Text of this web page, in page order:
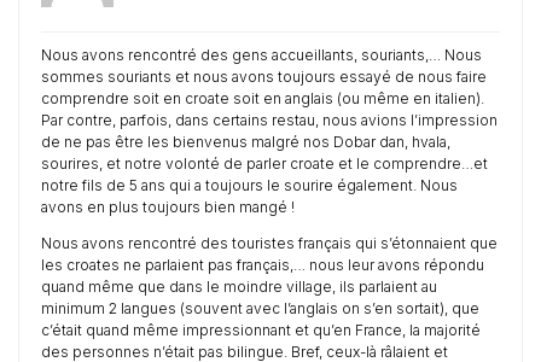
Nous avons rencontré des gens accueillants, souriants,… Nous
sommes souriants et nous avons toujours essayé de nous faire
comprendre soit en croate soit en anglais (ou même en italien).
Par contre, parfois, dans certains restau, nous avions l’impression
de ne pas être les bienvenus malgré nos Dobar dan, hvala,
sourires, et notre volonté de parler croate et le comprendre…et
notre fils de 5 ans qui a toujours le sourire également. Nous
avons en plus toujours bien mangé !
Nous avons rencontré des touristes français qui s’étonnaient que
les croates ne parlaient pas français,… nous leur avons répondu
quand même que dans le moindre village, ils parlaient au
minimum 2 langues (souvent avec l’anglais on s’en sortait), que
c’était quand même impressionnant et qu’en France, la majorité
des personnes n’était pas bilingue. Bref, ceux-là râlaient et